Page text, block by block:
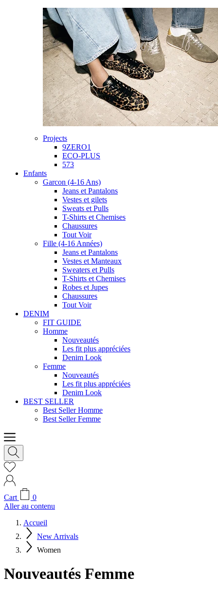
Projects
9ZERO1
ECO-PLUS
573
Enfants
Garcon (4-16 Ans)
Jeans et Pantalons
Vestes et gilets
Sweats et Pulls
T-Shirts et Chemises
Chaussures
Tout Voir
Fille (4-16 Années)
Jeans et Pantalons
Vestes et Manteaux
Sweaters et Pulls
T-Shirts et Chemises
Robes et Jupes
Chaussures
Tout Voir
DENIM
FIT GUIDE
Homme
Nouveautés
Les fit plus appréciées
Denim Look
Femme
Nouveautés
Les fit plus appréciées
Denim Look
BEST SELLER
Best Seller Homme
Best Seller Femme
Cart
0
Aller au contenu
Accueil
New Arrivals
Women
Nouveautés Femme